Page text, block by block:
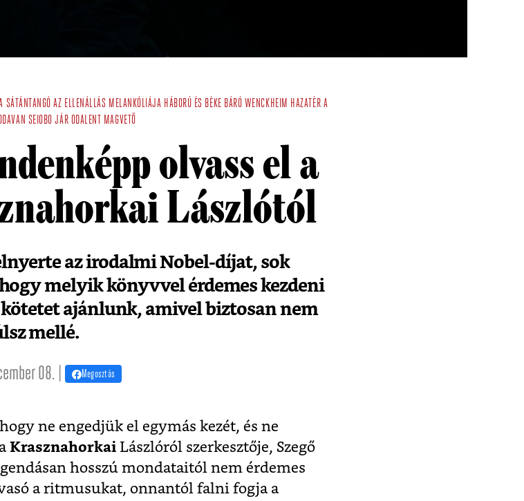
SÁTÁNTANGÓ AZ ELLENÁLLÁS MELANKÓLIÁJA HÁBORÚ ÉS BÉKE BÁRÓ WENCKHEIM HAZATÉR A
SEIOBO JÁR ODALENT MAGVETŐ
olvass el a
Lászlótól
az irodalmi Nobel-díjat, sok
melyik könyvvel érdemes kezdeni
ajánlunk, amivel biztosan nem
mellé.
08. | Megosztás
ne engedjük el egymás kezét, és ne
Krasznahorkai Lászlóról szerkesztője, Szegő
hosszú mondataitól nem érdemes
a ritmusukat, onnantól falni fogja a